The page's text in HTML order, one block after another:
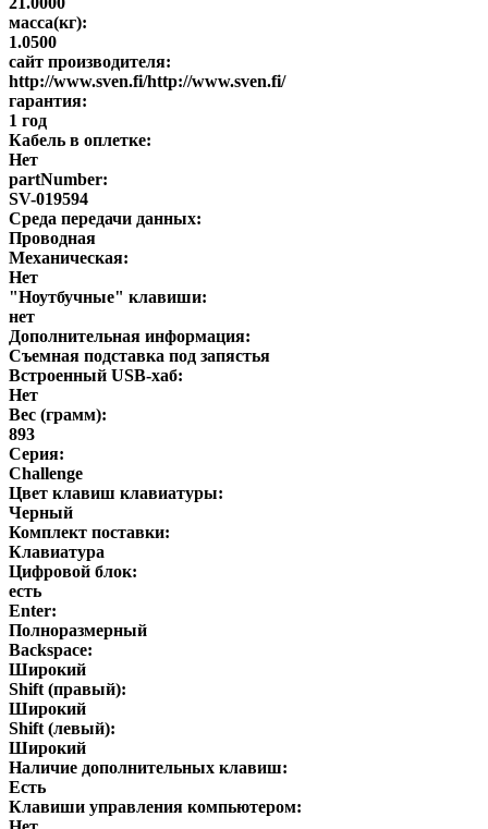
масса(кг):
1.0500
сайт производителя:
http://www.sven.fi/http://www.sven.fi/
гарантия:
1 год
Кабель в оплетке:
Нет
partNumber:
SV-019594
Среда передачи данных:
Проводная
Механическая:
Нет
"Ноутбучные" клавиши:
нет
Дополнительная информация:
Съемная подставка под запястья
Встроенный USB-хаб:
Нет
Вес (грамм):
893
Серия:
Challenge
Цвет клавиш клавиатуры:
Черный
Комплект поставки:
Клавиатура
Цифровой блок:
есть
Enter:
Полноразмерный
Backspace:
Широкий
Shift (правый):
Широкий
Shift (левый):
Широкий
Наличие дополнительных клавиш:
Есть
Клавиши управления компьютером: